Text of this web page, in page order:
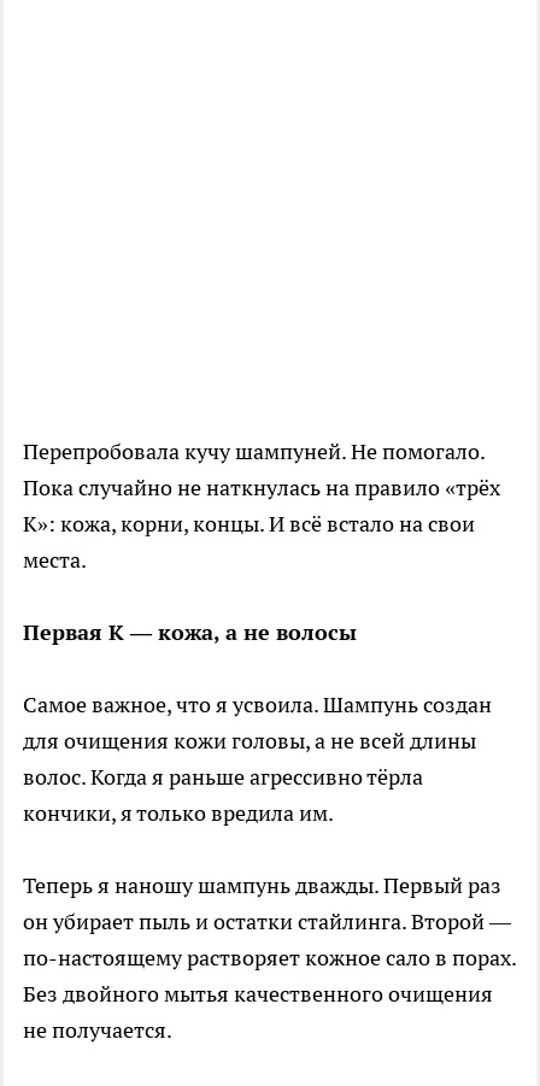
Перепробовала кучу шампуней. Не помогало.
Пока случайно не наткнулась на правило «трёх
К»: кожа, корни, концы. И всё встало на свои
места.
Первая К — кожа, а не волосы
Самое важное, что я усвоила. Шампунь создан
для очищения кожи головы, а не всей длины
волос. Когда я раньше агрессивно тёрла
кончики, я только вредила им.
Теперь я наношу шампунь дважды. Первый раз
он убирает пыль и остатки стайлинга. Второй —
по-настоящему растворяет кожное сало в порах.
Без двойного мытья качественного очищения
не получается.